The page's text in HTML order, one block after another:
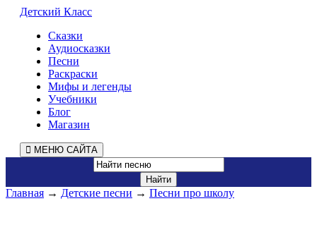
Детский Класс
Сказки
Аудиосказки
Песни
Раскраски
Мифы и легенды
Учебники
Блог
Магазин
МЕНЮ САЙТА
Главная → Детские песни → Песни про школу